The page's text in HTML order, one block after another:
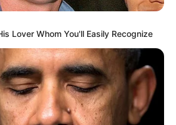
Lover Whom You'll Easily Recognize